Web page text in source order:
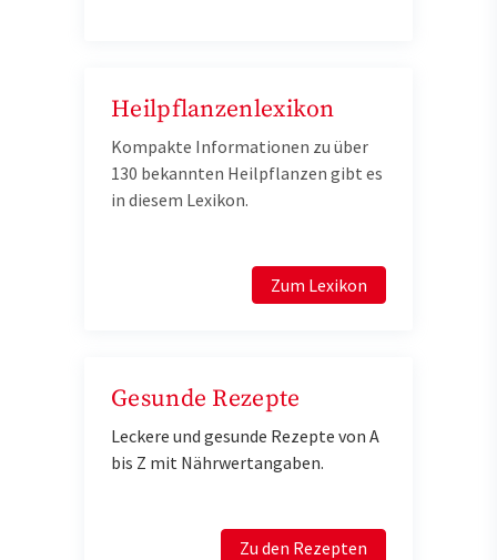
Heilpflanzenlexikon
Kompakte Informationen zu über
130 bekannten Heilpflanzen gibt es
in diesem Lexikon.
Zum Lexikon
Gesunde Rezepte
Leckere und gesunde Rezepte von A
bis Z mit Nährwertangaben.
Zu den Rezepten